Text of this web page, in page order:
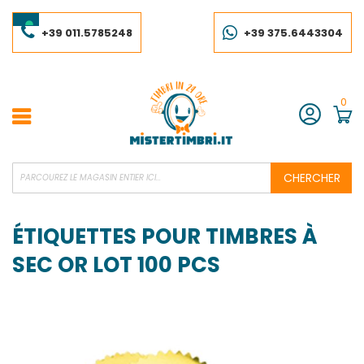
to
Content+39 011.5785248 +39 375.6443304
Compte
0
CHERCHER
ÉTIQUETTES POUR TIMBRES À
SEC OR LOT 100 PCS